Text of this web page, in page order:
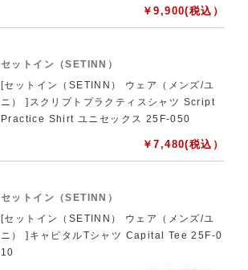
￥9,900(税込）
セットイン（SETINN）
[セットイン（SETINN） ウェア（メンズ/ユ
ニ） ]スクリプトプラクティスシャツ Script
Practice Shirt ユニセックス 25F-050
￥7,480(税込）
セットイン（SETINN）
[セットイン（SETINN） ウェア（メンズ/ユ
ニ） ]キャピタルTシャツ Capital Tee 25F-0
10